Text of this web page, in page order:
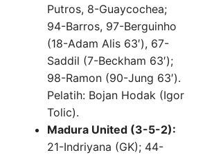
Putros, 8-Guaycochea;
94-Barros, 97-Berguinho
(18-Adam Alis 63′), 67-
Saddil (7-Beckham 63′);
98-Ramon (90-Jung 63′).
Pelatih: Bojan Hodak (Igor
Tolic).
Madura United (3-5-2):
21-Indriyana (GK); 44-